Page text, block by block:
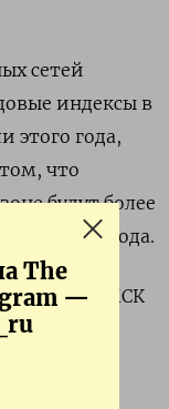
The
—
сетей
индексы в
этого года,
что
будут более
периода.
к 11:29 МСК
1,4% по